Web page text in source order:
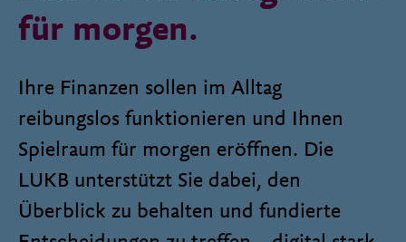
für morgen.
Ihre Finanzen sollen im Alltag
reibungslos funktionieren und Ihnen
Spielraum für morgen eröffnen. Die
LUKB unterstützt Sie dabei, den
Überblick zu behalten und fundierte